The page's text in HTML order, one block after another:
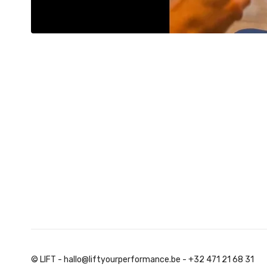
© LIFT - hallo@liftyourperformance.be - +32 471 21 68 31